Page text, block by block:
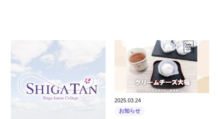
2025.03.24
お知らせ